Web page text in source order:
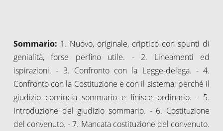
Sommario: 1. Nuovo, originale, criptico con spunti di
genialità, forse perfino utile. - 2. Lineamenti ed
ispirazioni. - 3. Confronto con la Legge-delega. - 4.
Confronto con la Costituzione e con il sistema; perché il
giudizio comincia sommario e finisce ordinario. - 5.
Introduzione del giudizio sommario. - 6. Costituzione
del convenuto. - 7. Mancata costituzione del convenuto.